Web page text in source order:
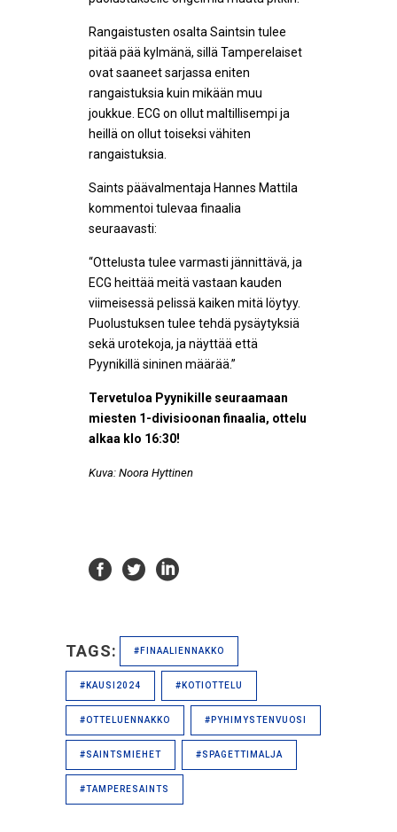
Rangaistusten osalta Saintsin tulee
pitää pää kylmänä, sillä Tamperelaiset
ovat saaneet sarjassa eniten
rangaistuksia kuin mikään muu
joukkue. ECG on ollut maltillisempi ja
heillä on ollut toiseksi vähiten
rangaistuksia.
Saints päävalmentaja Hannes Mattila
kommentoi tulevaa finaalia
seuraavasti:
“Ottelusta tulee varmasti jännittävä, ja
ECG heittää meitä vastaan kauden
viimeisessä pelissä kaiken mitä löytyy.
Puolustuksen tulee tehdä pysäytyksiä
sekä urotekoja, ja näyttää että
Pyynikillä sininen määrää.”
Tervetuloa Pyynikille seuraamaan
miesten 1-divisioonan finaalia, ottelu
alkaa klo 16:30!
Kuva: Noora Hyttinen
TAGS: #FINAALIENNAKKO
#KAUSI2024 #KOTIOTTELU
#OTTELUENNAKKO #PYHIMYSTENVUOSI
#SAINTSMIEHET #SPAGETTIMALJA
#TAMPERESAINTS